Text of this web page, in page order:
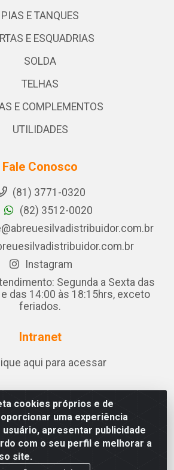
cookies próprios e de
uma experiência
apresentar publicidade
com o seu perfil e melhorar a
site.
PIAS E TANQUES
E ESQUADRIAS
SOLDA
TELHAS
E COMPLEMENTOS
UTILIDADES
Fale Conosco
(81) 3771-0320
(82) 3512-0020
Instagram
Segunda a Sexta das
das 14:00 às 18:15hrs, exceto
feriados.
Intranet
aqui para acessar
Padre Jose de Souza Leite, 265 - Ariado,
Flores/AL - CEP 57.442-000 - CNPJ
04.790.656/0001-06